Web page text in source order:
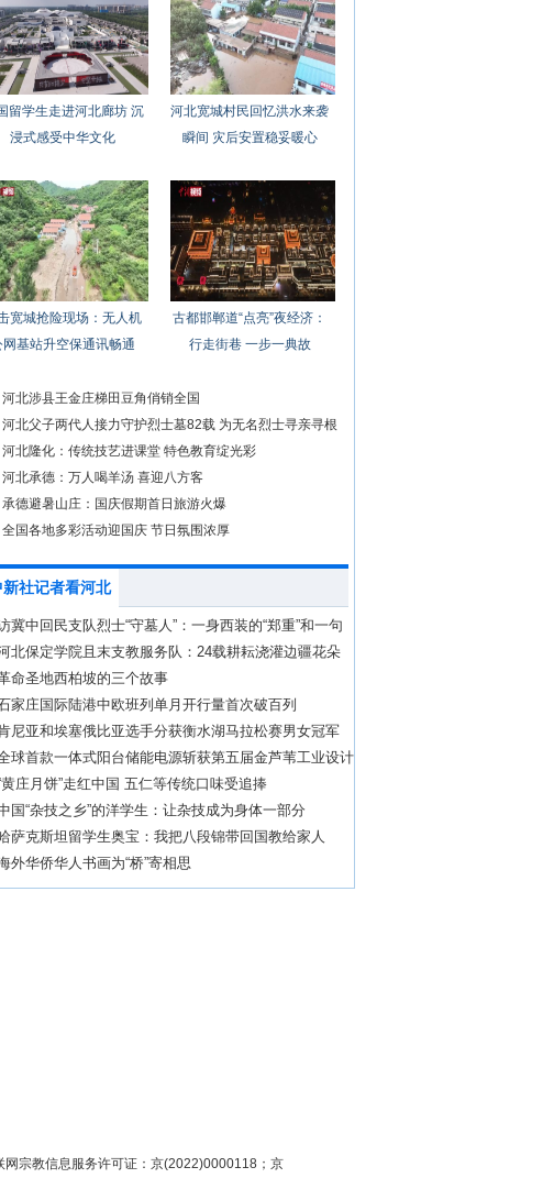
留学生走进河北廊坊 沉
浸式感受中华文化
河北宽城村民回忆洪水来袭
瞬间 灾后安置稳妥暖心
宽城抢险现场：无人机
网基站升空保通讯畅通
古都邯郸道“点亮”夜经济：
行走街巷 一步一典故
河北涉县王金庄梯田豆角俏销全国
河北父子两代人接力守护烈士墓82载 为无名烈士寻亲寻根
河北隆化：传统技艺进课堂 特色教育绽光彩
河北承德：万人喝羊汤 喜迎八方客
承德避暑山庄：国庆假期首日旅游火爆
全国各地多彩活动迎国庆 节日氛围浓厚
新社记者看河北
冀中回民支队烈士“守墓人”：一身西装的“郑重”和一句
诺的“坚守”
北保定学院且末支教服务队：24载耕耘浇灌边疆花朵
命圣地西柏坡的三个故事
家庄国际陆港中欧班列单月开行量首次破百列
尼亚和埃塞俄比亚选手分获衡水湖马拉松赛男女冠军
球首款一体式阳台储能电源斩获第五届金芦苇工业设计
“至尊奖”
黄庄月饼”走红中国 五仁等传统口味受追捧
国“杂技之乡”的洋学生：让杂技成为身体一部分
萨克斯坦留学生奥宝：我把八段锦带回国教给家人
外华侨华人书画为“桥”寄相思
网宗教信息服务许可证：京(2022)0000118；京